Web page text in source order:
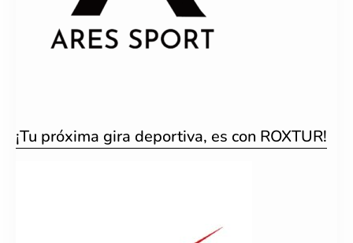
¡Tu próxima gira deportiva, es con ROXTUR!